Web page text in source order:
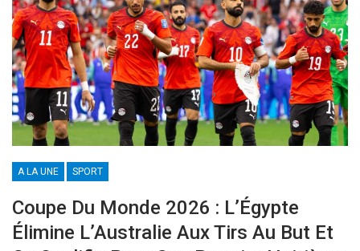
A LA UNE SPORT
Coupe Du Monde 2026 : L’Égypte
Élimine L’Australie Aux Tirs Au But Et